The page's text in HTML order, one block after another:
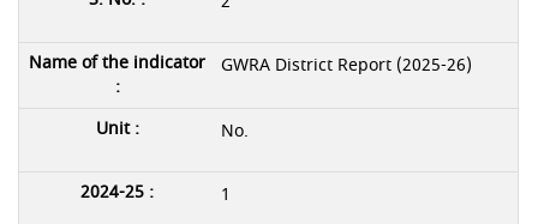
GWRA District Report (2025-26)
No.
1